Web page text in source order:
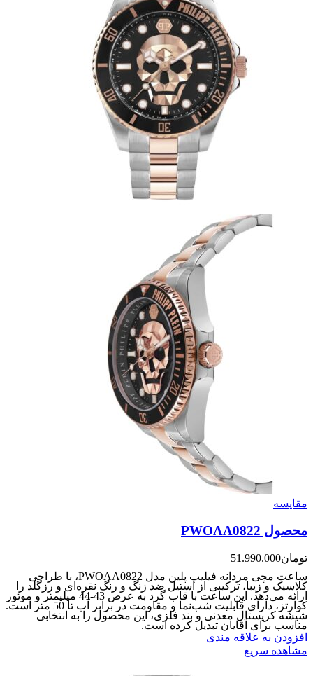
مقایسه
محصول PWOAA0822
تومان51.990.000
ساعت مچی مردانه فیلیپ پلین مدل PWOAA0822، با طراحی
کلاسیک و زیبا، ترکیبی از استیل ضد زنگ و رنگ نقره‌ای و رزگلد را
ارائه می‌دهد. این ساعت با قاب گرد به عرض 43-44 میلیمتر و موتور
کوارتز، دارای قابلیت شب‌نما و مقاومت در برابر آب تا 50 متر است.
شیشه کریستال معدنی و بند فلزی، این محصول را به انتخابی
مناسب برای آقایان تبدیل کرده است.
افزودن به علاقه مندی
مشاهده سریع